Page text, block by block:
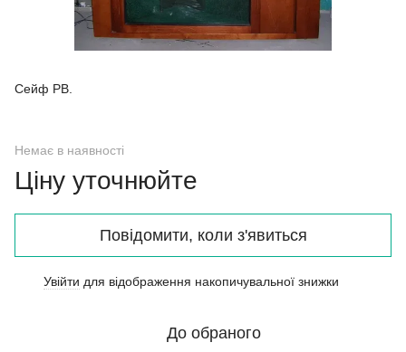
Сейф РВ.
Немає в наявності
Ціну уточнюйте
Повідомити, коли з'явиться
Увійти для відображення накопичувальної знижки
До обраного